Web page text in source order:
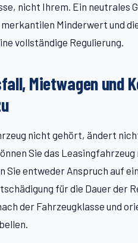
nicht Ihrem. Ein neutrales
Minderwert und
vollständige Regulierung.
Mietwagen und
nicht gehört, ändert
Sie das
Sie entweder Anspruch auf
für die Dauer der
der Fahrzeugklasse und